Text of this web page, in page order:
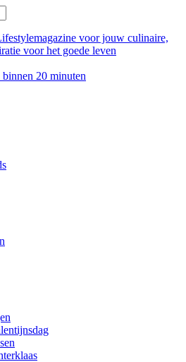
voor jouw culinaire,
voor het goede leven
binnen 20 minuten